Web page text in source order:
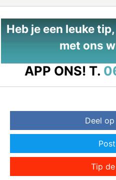
Heb je een leuke
met ons
APP ONS! T.
Deel
Tip